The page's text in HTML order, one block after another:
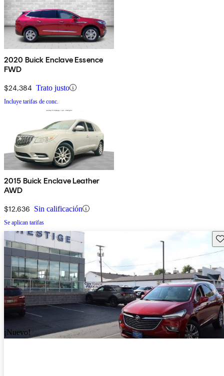
2020 Buick Enclave Essence
FWD
$24,384 Trato justo
Incluye tarifas de conc.
2015 Buick Enclave Leather
AWD
$12,636 Sin calificación
Se aplican tarifas
¡Nuevo!